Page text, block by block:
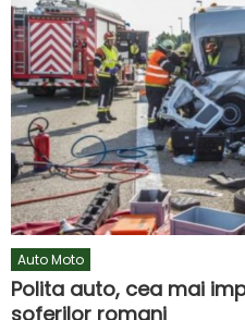
Auto Moto
Polita auto, cea mai
soferilor romani